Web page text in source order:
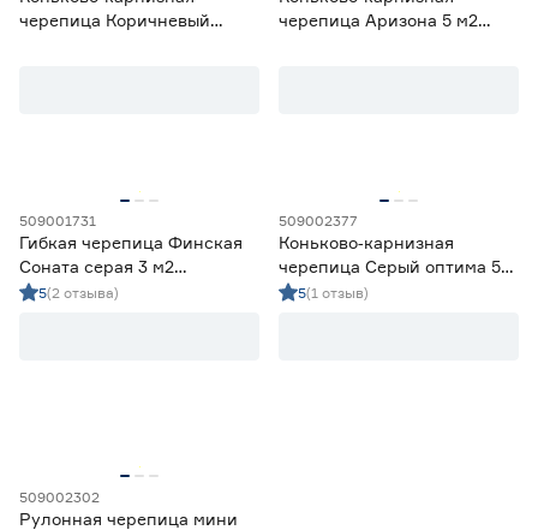
черепица Коричневый
черепица Аризона 5 м2
509001731
Гибкая черепица Финская
Соната серая 3 м2
SHINGLAS ТЕХНОНИКОЛЬ
5(2 отзыва)
509002377
Коньково‑карнизная
черепица Серый оптима 5
м2 SHINGLAS
5(1 отзыв)
509002302
Рулонная черепица мини